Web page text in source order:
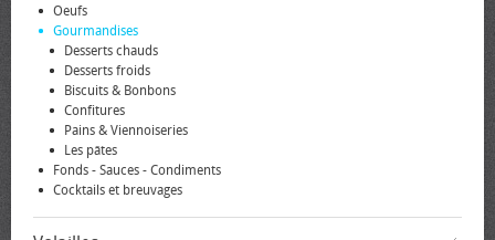
Oeufs
Gourmandises
Desserts chauds
Desserts froids
Biscuits & Bonbons
Confitures
Pains & Viennoiseries
Les pâtes
Fonds - Sauces - Condiments
Cocktails et breuvages